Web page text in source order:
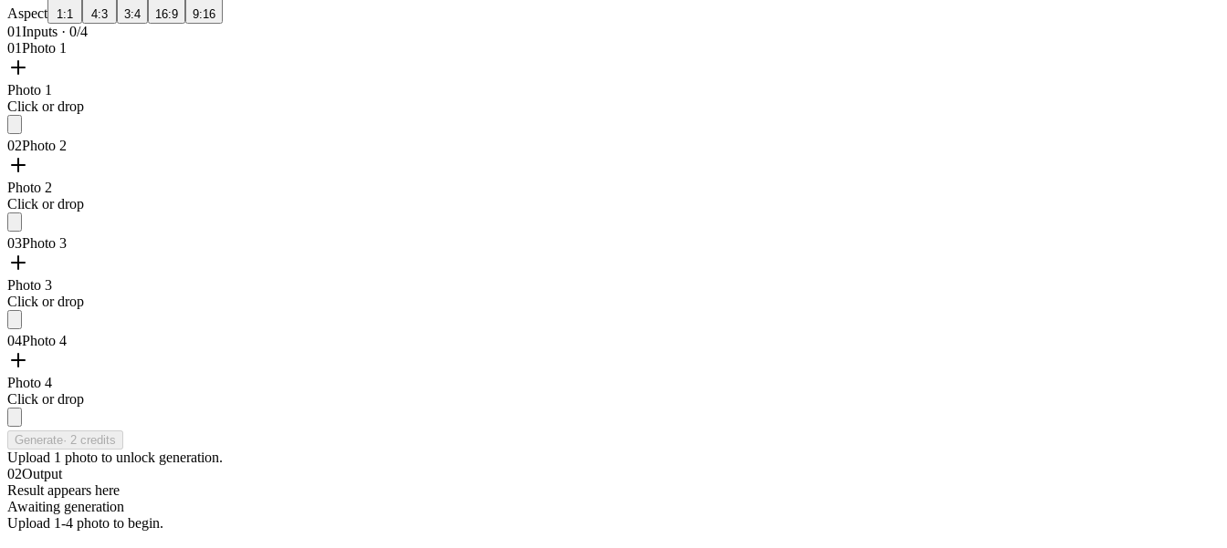
Aspect 1:1 4:3 3:4 16:9 9:16
01Inputs · 0/4
01Photo 1
Photo 1
Click or drop
02Photo 2
Photo 2
Click or drop
03Photo 3
Photo 3
Click or drop
04Photo 4
Photo 4
Click or drop
Generate· 2 credits
Upload 1 photo to unlock generation.
02Output
Result appears here
Awaiting generation
Upload 1-4 photo to begin.